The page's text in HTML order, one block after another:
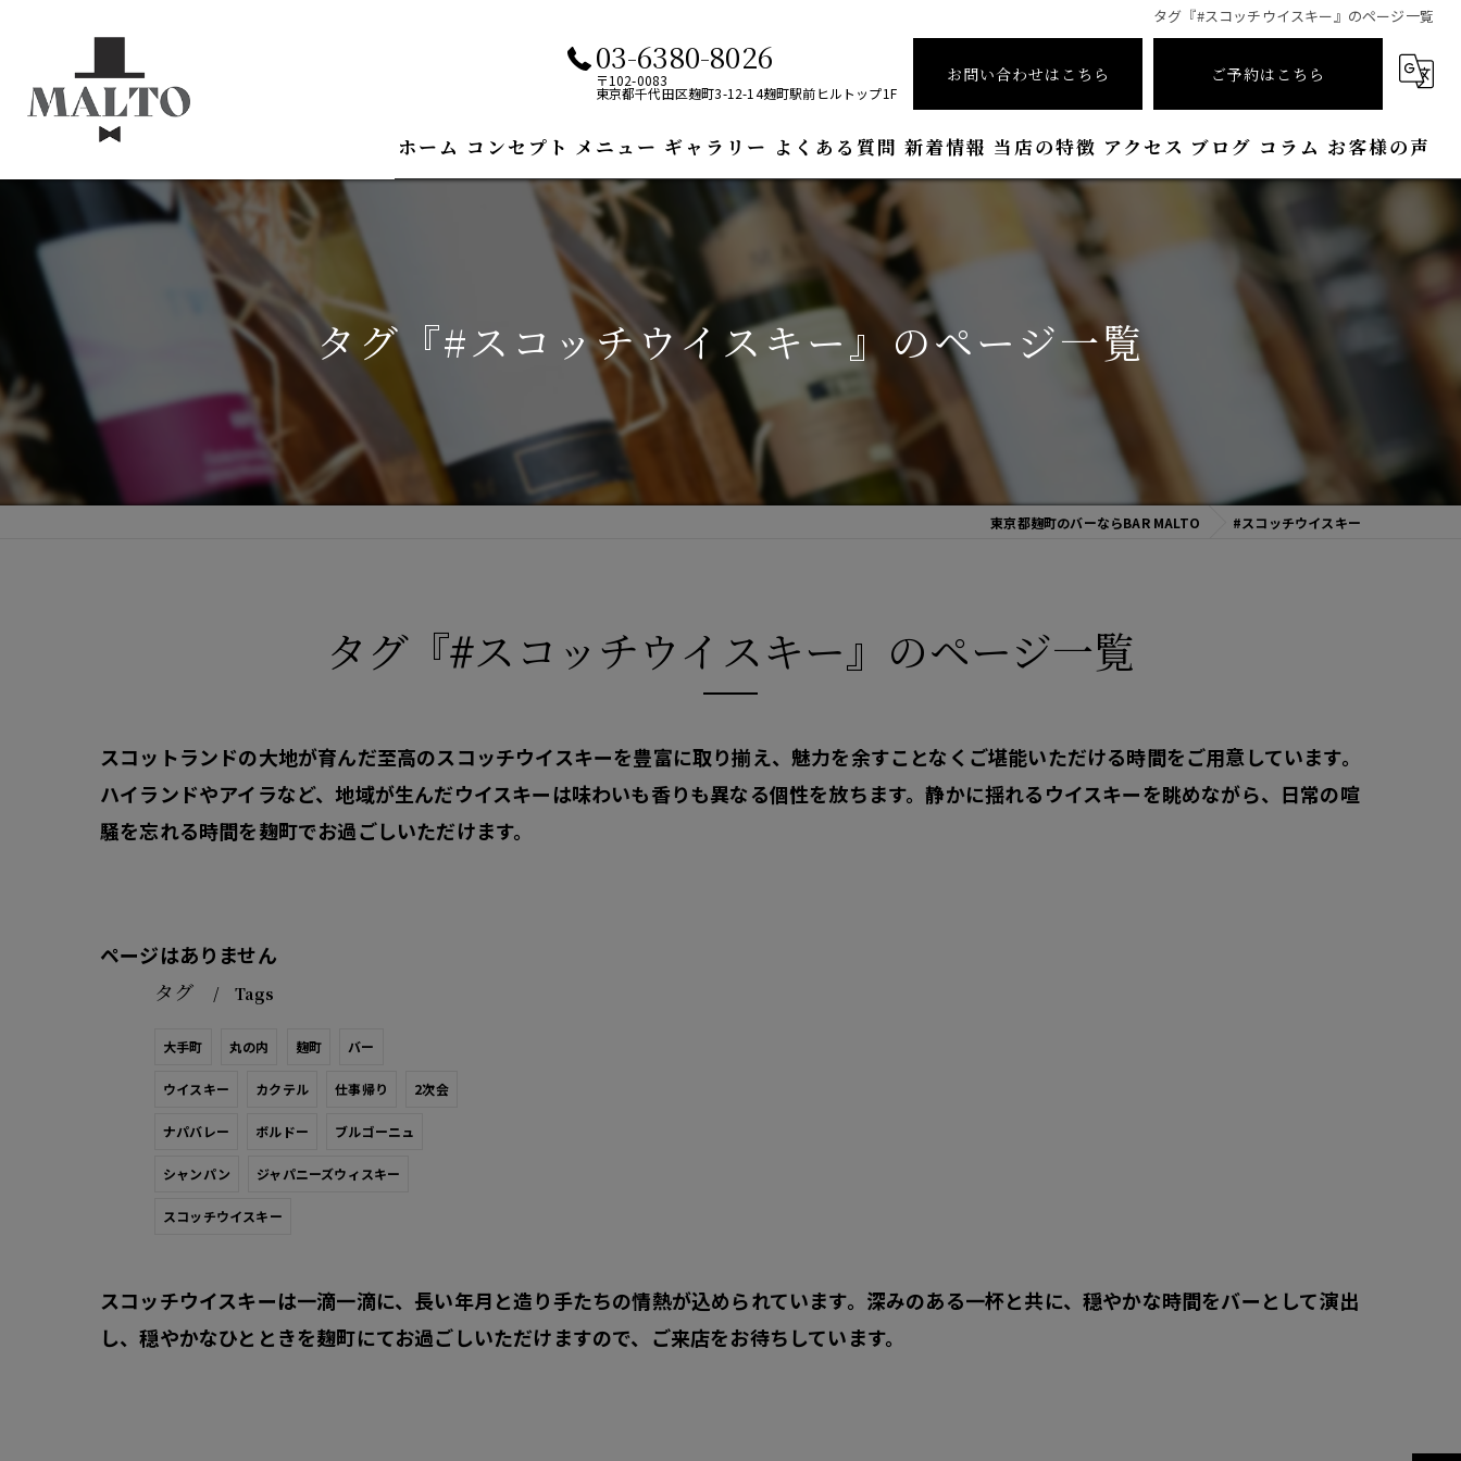
タグ『#スコッチウイスキー』のページ一覧
03-6380-8026
〒102-0083
東京都千代田区麹町3-12-14麹町駅前ヒルトップ1F
お問い合わせはこちら ご予約はこちら
ホーム コンセプト メニュー ギャラリー よくある質問 新着情報 当店の特徴
ワイン
接待
アクセス ブログ コラム お客様の声
タグ『#スコッチウイスキー』のページ一覧
東京都麹町のバーならBAR MALTO #スコッチウイスキー
タグ『#スコッチウイスキー』のページ一覧
スコットランドの大地が育んだ至高のスコッチウイスキーを豊富に取り揃え、魅力を余すことなくご堪能いただける時間をご用意しています。
ハイランドやアイラなど、地域が生んだウイスキーは味わいも香りも異なる個性を放ちます。静かに揺れるウイスキーを眺めながら、日常の喧
騒を忘れる時間を麹町でお過ごしいただけます。
ページはありません
タグ
Tags
大手町 丸の内 麹町 バー
ウイスキー カクテル 仕事帰り 2次会
ナパバレー ボルドー ブルゴーニュ
シャンパン ジャパニーズウィスキー
スコッチウイスキー
スコッチウイスキーは一滴一滴に、長い年月と造り手たちの情熱が込められています。深みのある一杯と共に、穏やかな時間をバーとして演出
し、穏やかなひとときを麹町にてお過ごしいただけますので、ご来店をお待ちしています。